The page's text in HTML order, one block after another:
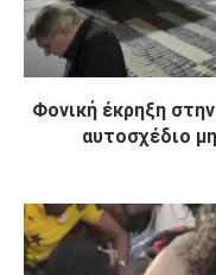
Φονική έκρηξη
αυτοσχέδιο